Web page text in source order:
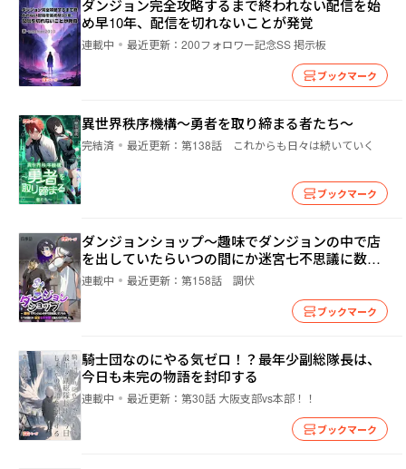
ダンジョン完全攻略するまで終われない配信を始
め早10年、配信を切れないことが発覚
連載中 最近更新： 200フォロワー記念SS 掲示板
ブックマーク
異世界秩序機構～勇者を取り締まる者たち～
完結済 最近更新： 第138話 これからも日々は続いていく
ブックマーク
ダンジョンショップ～趣味でダンジョンの中で店
を出していたらいつの間にか迷宮七不思議に数え
られてました。
連載中 最近更新： 第158話 調伏
ブックマーク
騎士団なのにやる気ゼロ！？最年少副総隊長は、
今日も未完の物語を封印する
連載中 最近更新： 第30話 大阪支部vs本部！！
ブックマーク